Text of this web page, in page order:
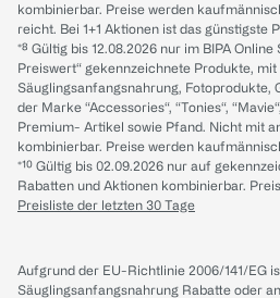
kombinierbar. Preise werden
reicht. Bei 1+1 Aktionen ist das günstigste
*⁸ Gültig bis 12.08.2026 nur im BIPA
Preiswert“ gekennzeichnete Produkte,
Säuglingsanfangsnahrung,
der Marke “Accessories“, “Tonies“,
Premium- Artikel sowie Pfand. Nicht mit
kombinierbar. Preise werden
*¹⁰ Gültig bis 02.09.2026 nur auf
Rabatten und Aktionen kombinierbar.
Preisliste der letzten 30 Tage
Aufgrund der EU-Richtlinie 2006/141/EG
Säuglingsanfangsnahrung Rabatte oder